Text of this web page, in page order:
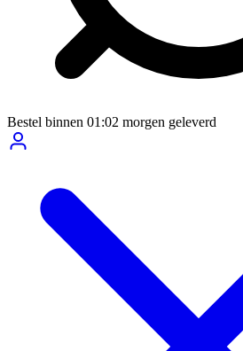
Bestel binnen 01:02 morgen geleverd